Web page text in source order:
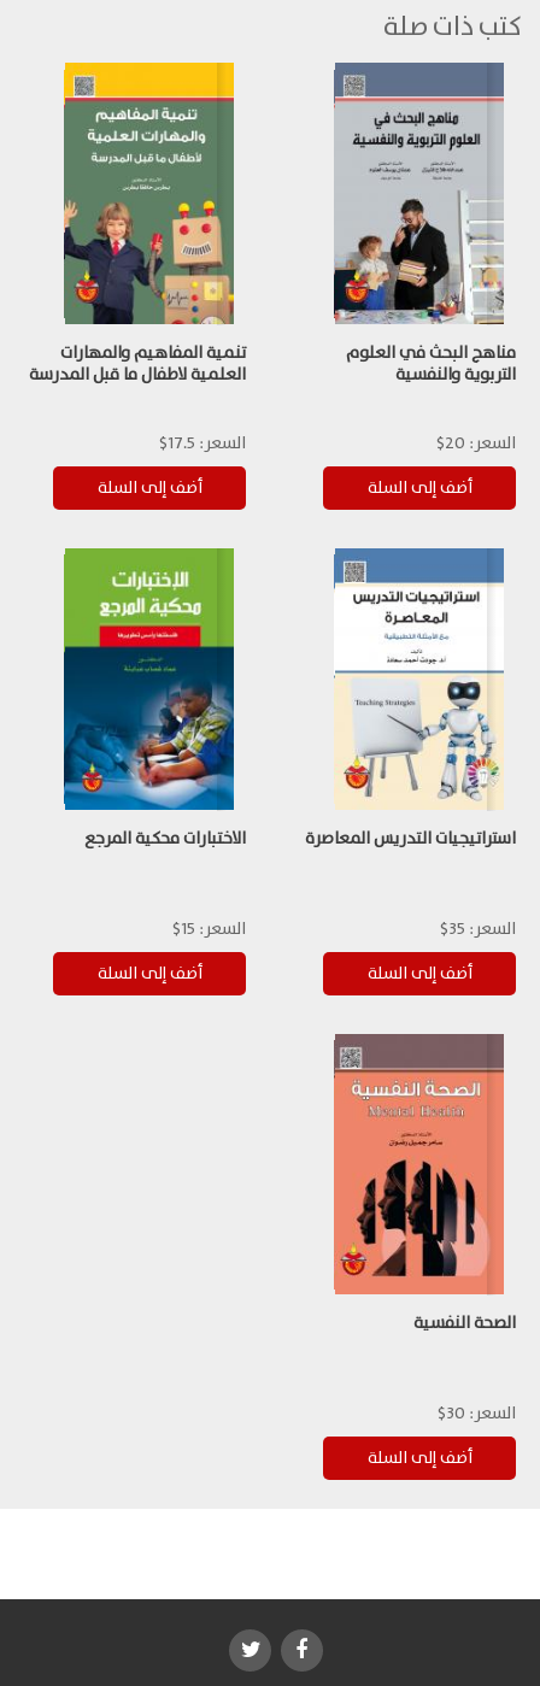
كتب ذات صلة
مناهج البحث في العلوم
التربوية والنفسية
السعر: 20$
تنمية المفاهيم والمهارات
العلمية لاطفال ما قبل المدرسة
السعر: 17.5$
استراتيجيات التدريس المعاصرة
السعر: 35$
الاختبارات محكية المرجع
السعر: 15$
الصحة النفسية
السعر: 30$